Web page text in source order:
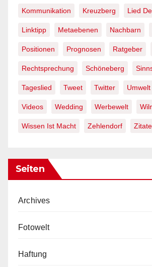
Kommunikation Kreuzberg Lied
Linktipp Metaebenen Nachbarn
Positionen Prognosen Ratgeber
Rechtsprechung Schöneberg
Tageslied Tweet Twitter Umwelt
Videos Wedding Werbewelt
Wissen Ist Macht Zehlendorf Zitate
Seiten
Archives
Fotowelt
Haftung